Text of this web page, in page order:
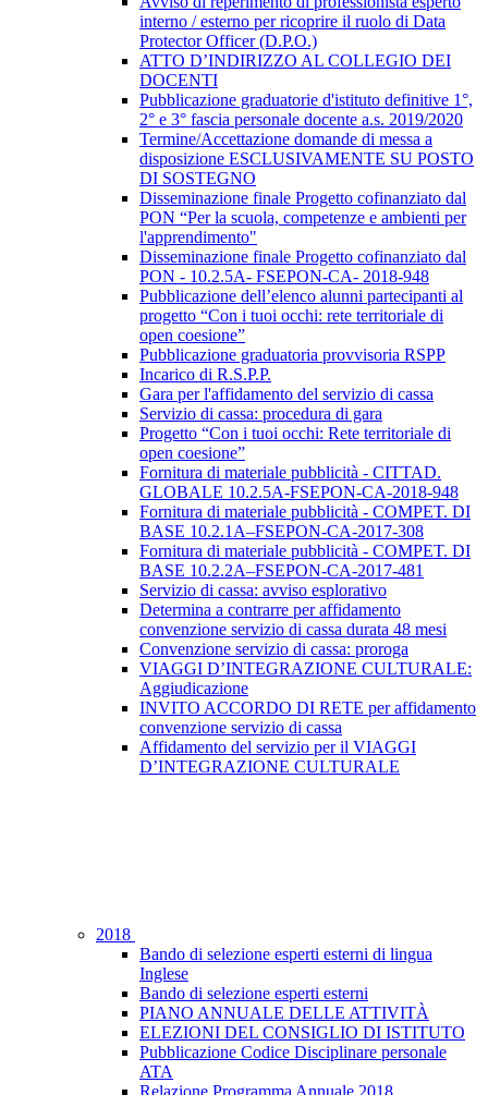
interno / esterno per ricoprire il ruolo di Data
Protector Officer (D.P.O.)
ATTO D’INDIRIZZO AL COLLEGIO DEI
DOCENTI
Pubblicazione graduatorie d'istituto definitive 1°,
2° e 3° fascia personale docente a.s. 2019/2020
Termine/Accettazione domande di messa a
disposizione ESCLUSIVAMENTE SU POSTO
DI SOSTEGNO
Disseminazione finale Progetto cofinanziato dal
PON “Per la scuola, competenze e ambienti per
l'apprendimento"
Disseminazione finale Progetto cofinanziato dal
PON - 10.2.5A- FSEPON-CA- 2018-948
Pubblicazione dell’elenco alunni partecipanti al
progetto “Con i tuoi occhi: rete territoriale di
open coesione”
Pubblicazione graduatoria provvisoria RSPP
Incarico di R.S.P.P.
Gara per l'affidamento del servizio di cassa
Servizio di cassa: procedura di gara
Progetto “Con i tuoi occhi: Rete territoriale di
open coesione”
Fornitura di materiale pubblicità - CITTAD.
GLOBALE 10.2.5A-FSEPON-CA-2018-948
Fornitura di materiale pubblicità - COMPET. DI
BASE 10.2.1A–FSEPON-CA-2017-308
Fornitura di materiale pubblicità - COMPET. DI
BASE 10.2.2A–FSEPON-CA-2017-481
Servizio di cassa: avviso esplorativo
Determina a contrarre per affidamento
convenzione servizio di cassa durata 48 mesi
Convenzione servizio di cassa: proroga
VIAGGI D’INTEGRAZIONE CULTURALE:
Aggiudicazione
INVITO ACCORDO DI RETE per affidamento
convenzione servizio di cassa
Affidamento del servizio per il VIAGGI
D’INTEGRAZIONE CULTURALE
2018
Bando di selezione esperti esterni di lingua
Inglese
Bando di selezione esperti esterni
PIANO ANNUALE DELLE ATTIVITÀ
ELEZIONI DEL CONSIGLIO DI ISTITUTO
Pubblicazione Codice Disciplinare personale
ATA